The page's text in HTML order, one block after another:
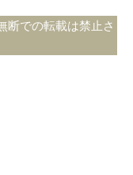
断での転載は禁止さ